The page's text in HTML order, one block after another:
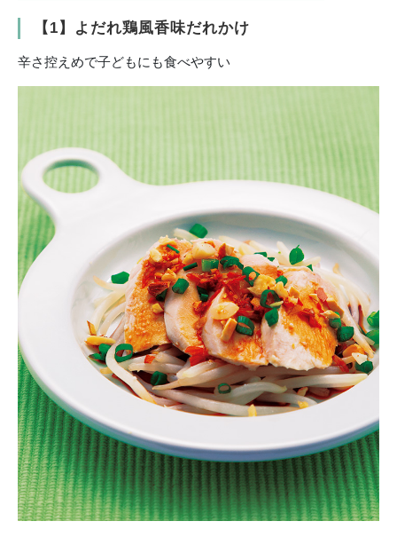
【1】よだれ鶏風香味だれかけ
辛さ控えめで子どもにも食べやすい